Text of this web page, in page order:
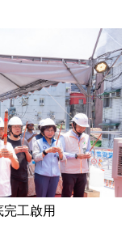
工啟用